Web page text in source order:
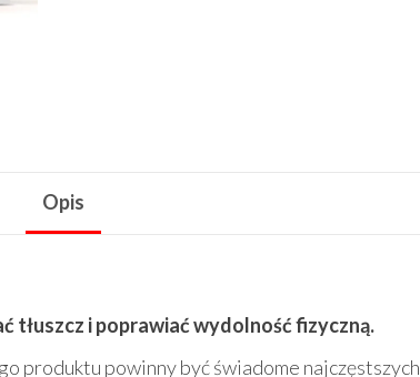
tested!
Opis
tłuszcz i poprawiać wydolność fizyczną.
produktu powinny być świadome najczęstszych